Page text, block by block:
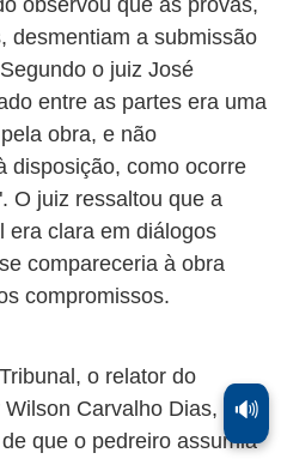
desmentiam a submissão
o juiz José
entre as partes era uma
obra, e não
disposição, como ocorre
O juiz ressaltou que a
era clara em diálogos
compareceria à obra
compromissos.
o relator do
Carvalho Dias,
que o pedreiro assumia
🔊